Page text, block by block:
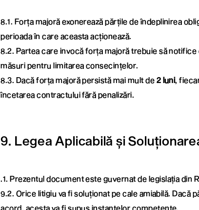
8.1. Forța majoră exonerează părțile de îndeplinirea
perioada în care aceasta acționează.
8.2. Partea care invocă forța majoră trebuie să notifice
măsuri pentru limitarea consecințelor.
8.3. Dacă forța majoră persistă mai mult de 2 luni,
încetarea contractului fără penalizări.
9. Legea Aplicabilă și
.1. Prezentul document este guvernat de legislația din
9.2. Orice litigiu va fi soluționat pe cale amiabilă. Dacă
acord, acesta va fi supus instanțelor competente.